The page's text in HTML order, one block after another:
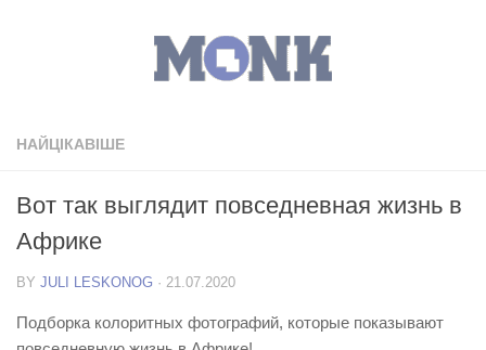
НАЙЦІКАВІШЕ
Вот так выглядит повседневная жизнь в
Африке
BY JULI LESKONOG · 21.07.2020
Подборка колоритных фотографий, которые показывают